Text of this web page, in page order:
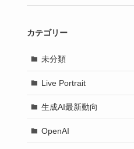
カテゴリー
未分類
Live Portrait
生成AI最新動向
OpenAI